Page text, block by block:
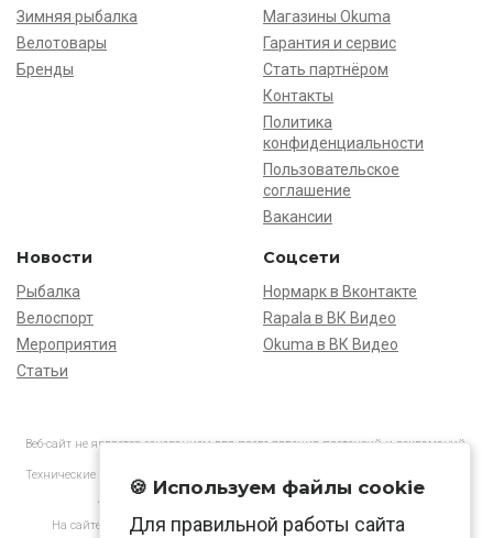
Зимняя рыбалка
Велотовары
Бренды
Магазины Okuma
Гарантия и сервис
Стать партнёром
Контакты
Политика
конфиденциальности
Пользовательское
соглашение
Вакансии
Новости
Рыбалка
Велоспорт
Мероприятия
Статьи
Соцсети
Нормарк в Вконтакте
Rapala в ВК Видео
Okuma в ВК Видео
Веб-сайт не является основанием для предъявления претензий и рекламаций,
Технические характеристики товаров могут отличаться от указанных на сайте.
АО «Нормарк» ИНН 7728172512 ОГРН 1037739603505
На сайте применяютсярекомендательные технологиив соответствии
🍪 Используем файлы cookie
Для правильной работы сайта